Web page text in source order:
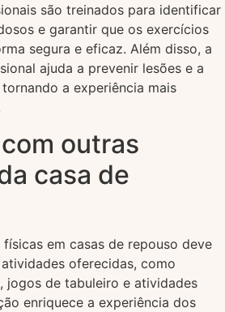
são treinados para identificar
e garantir que os exercícios
segura e eficaz. Além disso, a
ajuda a prevenir lesões e a
a experiência mais
outras
casa de
em casas de repouso deve
oferecidas, como
jogos de tabuleiro e atividades
enriquece a experiência dos